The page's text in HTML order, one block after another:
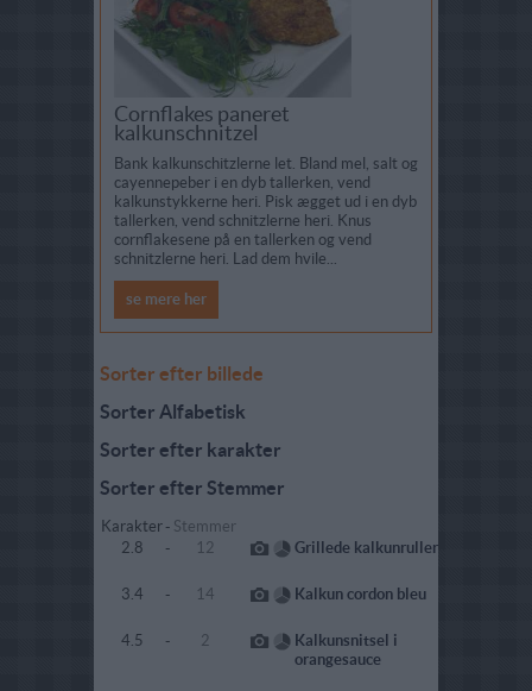
Cornflakes paneret
kalkunschnitzel
Bank kalkunschitzlerne let. Bland mel, salt og
cayennepeber i en dyb tallerken, vend
kalkunstykkerne heri. Pisk ægget ud i en dyb
tallerken, vend schnitzlerne heri. Knus
cornflakesene på en tallerken og vend
schnitzlerne heri. Lad dem hvile...
se mere her
Sorter efter billede
Sorter Alfabetisk
Sorter efter karakter
Sorter efter Stemmer
Karakter - Stemmer
2.8
- 12 Grillede kalkunruller
3.4 - 14 Kalkun cordon bleu
4.5 - 2
Kalkunsnitsel i
orangesauce